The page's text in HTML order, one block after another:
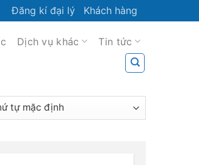
Đăng kí đại lý Khách hàng
Dịch vụ khác Tin tức